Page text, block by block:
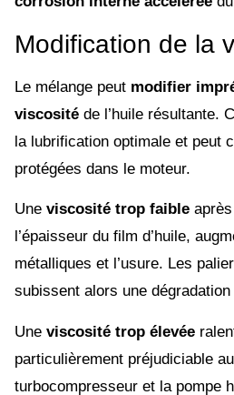
Modification de la
Le mélange peut modifier
viscosité de l’huile résultante.
la lubrification optimale et peut
protégées dans le moteur.
Une viscosité trop faible
l’épaisseur du film d’huile,
métalliques et l’usure. Les
subissent alors une
Une viscosité trop élevée
particulièrement préjudiciable
turbocompresseur et la pompe